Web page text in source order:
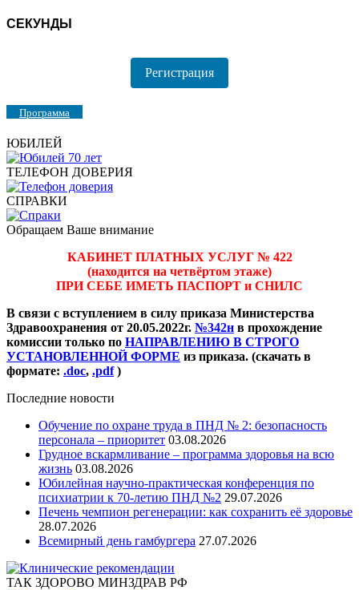
СЕКУНДЫ
Регистрация
Программа
ЮБИЛЕЙ
ТЕЛЕФОН ДОВЕРИЯ
СПРАВКИ
Обращаем Ваше внимание
КАБИНЕТ ПЛАТНЫХ УСЛУГ № 422
(находится на четвёртом этаже)
ПРИ СЕБЕ ИМЕТЬ ПАСПОРТ и СНИЛС
В связи с вступлением в силу приказа Министерства
Здравоохранения от 20.05.2022г. №342н в прохождение
комиссии только по НАПРАВЛЕНИЮ В СТРОГО
УСТАНОВЛЕННОЙ ФОРМЕ из приказа. (скачать в
формате: .doc, .pdf)
Последние новости
Обучение по охране труда в ПНД № 2: безопасность
персонала – приоритет 03.08.2026
Грудное вскармливание – программа здоровья на всю
жизнь 03.08.2026
Юбилейная научно-практическая конференция по
психиатрии к 70-летию ПНД №2 29.07.2026
Печень чемпион регенерации: как сохранить её здоровье
28.07.2026
Всемирный день гамбургера 27.07.2026
ТАК ЗДОРОВО МИНЗДРАВ РФ